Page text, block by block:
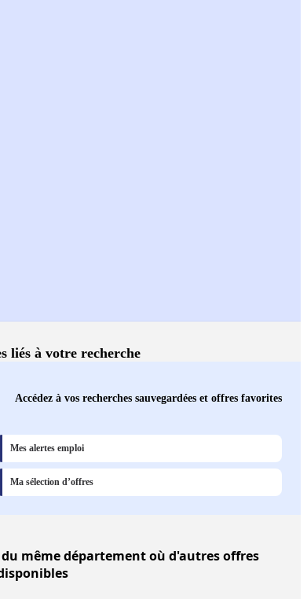
liés à votre recherche
Accédez à vos recherches sauvegardées et offres favorites
Mes alertes emploi
Ma sélection d’offres
du même département où d'autres offres